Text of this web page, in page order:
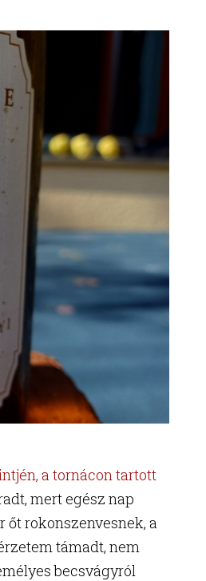
a tornácon tartott
mert egész nap
őt rokonszenvesnek, a
támadt, nem
becsvágyról